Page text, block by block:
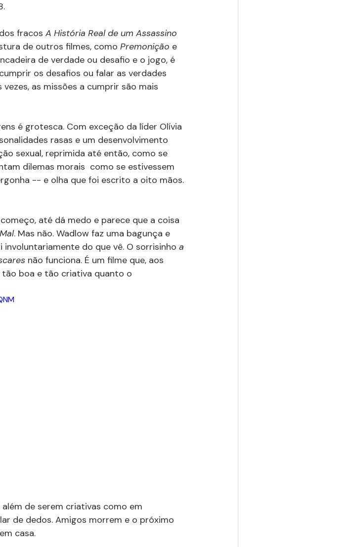
fracos A História Real de um Assassino
de outros filmes, como Premonição e
de verdade ou desafio e o jogo, é
os desafios ou falar as verdades
as missões a cumprir são mais
é grotesca. Com exceção da líder Olívia
rasas e um desenvolvimento
sexual, reprimida até então, como se
dilemas morais  como se estivessem
-- e olha que foi escrito a oito mãos.
até dá medo e parece que a coisa
. Mas não. Wadlow faz uma bagunça e
involuntariamente do que vê. O sorrisinho a
não funciona. É um filme que, aos
boa e tão criativa quanto o
de serem criativas como em
de dedos. Amigos morrem e o próximo
casa.